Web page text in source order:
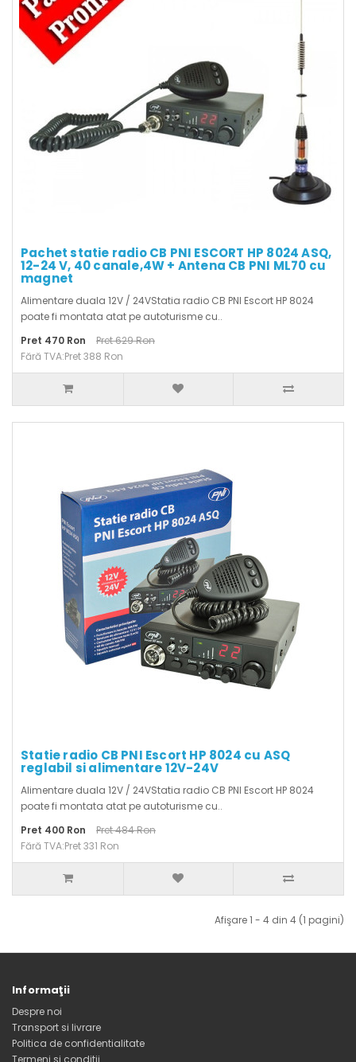
Pachet statie radio CB PNI ESCORT HP 8024 ASQ,
12-24 V, 40 canale,4W + Antena CB PNI ML70 cu
magnet
Alimentare duala 12V / 24VStatia radio CB PNI Escort HP 8024
poate fi montata atat pe autoturisme cu..
Pret 470 Ron
Pret 629 Ron
Fără TVA:Pret 388 Ron
Statie radio CB PNI Escort HP 8024 cu ASQ
reglabil si alimentare 12V-24V
Alimentare duala 12V / 24VStatia radio CB PNI Escort HP 8024
poate fi montata atat pe autoturisme cu..
Pret 400 Ron
Pret 484 Ron
Fără TVA:Pret 331 Ron
Afişare 1 - 4 din 4 (1 pagini)
Informaţii
Despre noi
Transport si livrare
Politica de confidentialitate